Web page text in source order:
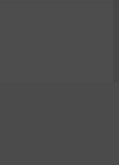
qué hacer
y venderle